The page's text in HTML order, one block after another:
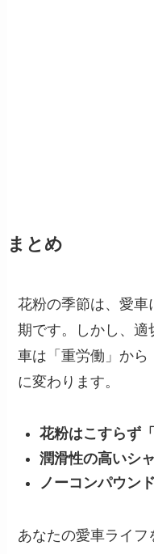
まとめ
花粉の季節は、愛
期です。しかし、
車は「重労働」から
に変わります。
花粉はこすらず
潤滑性の高いシ
ノーコンパウン
あなたの愛車ライ